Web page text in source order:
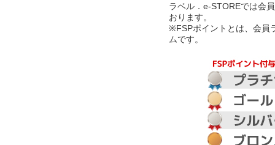
ラベル．e-STOREでは会
おります。
※FSPポイントとは、会員
ムです。